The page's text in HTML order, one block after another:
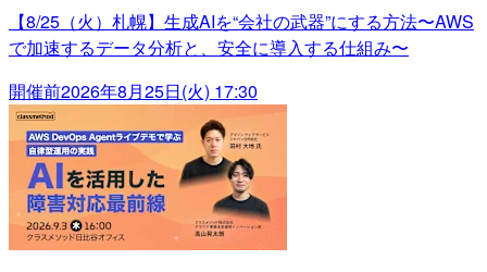
【8/25（火）札幌】生成AIを“会社の武器”にする方法〜AWS
で加速するデータ分析と、安全に導入する仕組み〜
開催前2026年8月25日(火) 17:30